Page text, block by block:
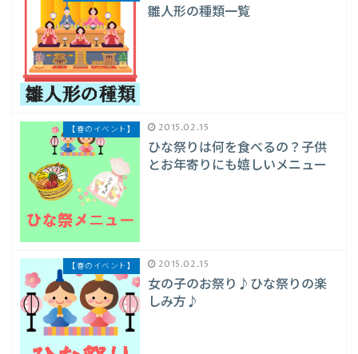
雛人形の種類一覧
【春のイベント】 2015.02.15
ひな祭りは何を食べるの？子供
とお年寄りにも嬉しいメニュー
【春のイベント】 2015.02.15
女の子のお祭り♪ひな祭りの楽
しみ方♪